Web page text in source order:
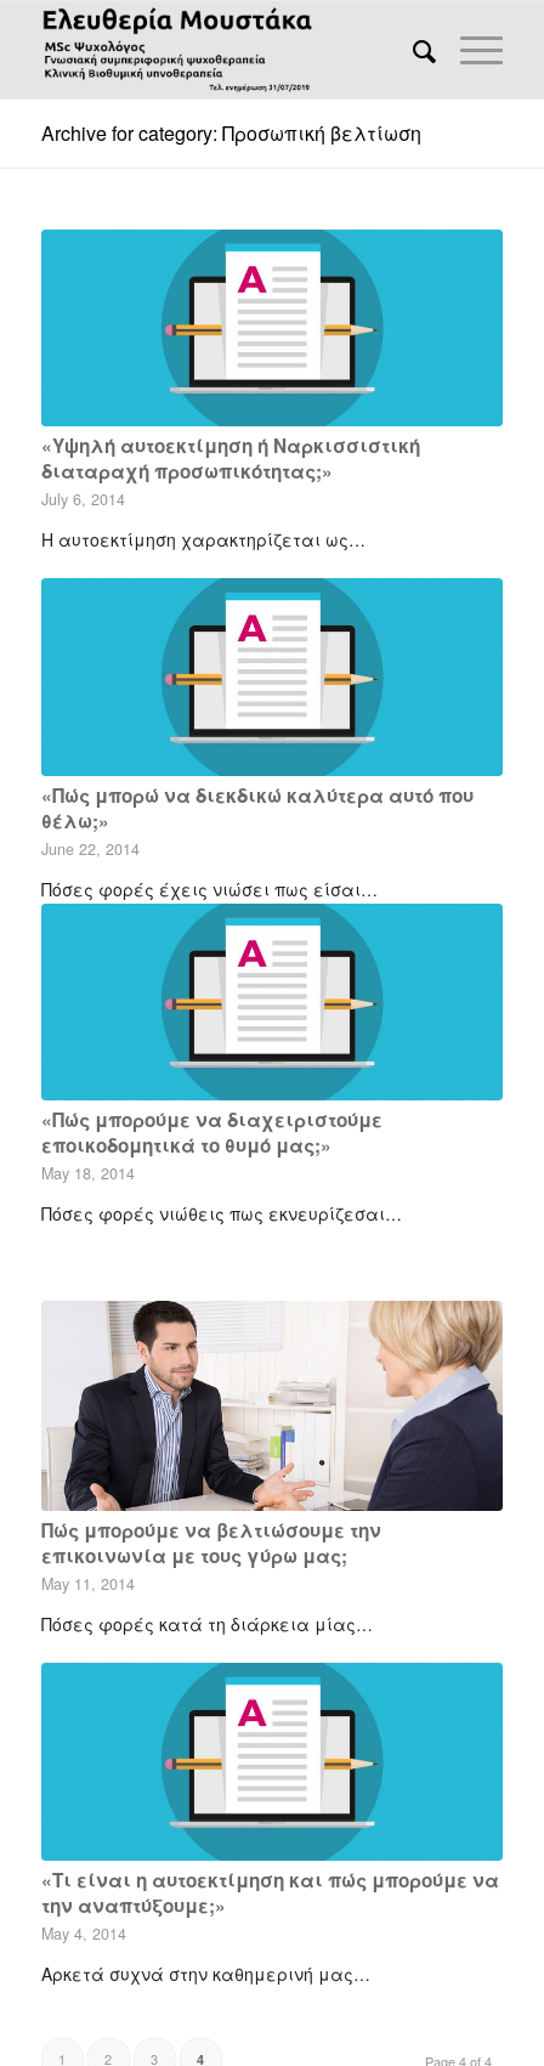
Archive for category: Προσωπική βελτίωση
«Υψηλή αυτοεκτίμηση ή Ναρκισσιστική
διαταραχή προσωπικότητας;»
July 6, 2014
Η αυτοεκτίμηση χαρακτηρίζεται ως…
«Πώς μπορώ να διεκδικώ καλύτερα αυτό που
θέλω;»
June 22, 2014
Πόσες φορές έχεις νιώσει πως είσαι…
«Πώς μπορούμε να διαχειριστούμε
εποικοδομητικά το θυμό μας;»
May 18, 2014
Πόσες φορές νιώθεις πως εκνευρίζεσαι…
Πώς μπορούμε να βελτιώσουμε την
επικοινωνία με τους γύρω μας;
May 11, 2014
Πόσες φορές κατά τη διάρκεια μίας…
«Τι είναι η αυτοεκτίμηση και πώς μπορούμε να
την αναπτύξουμε;»
May 4, 2014
Αρκετά συχνά στην καθημερινή μας…
Page 4 of 4
1 2 3 4